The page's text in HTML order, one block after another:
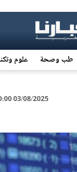
طب وصحة علوم
03/08/2025 12:50:00